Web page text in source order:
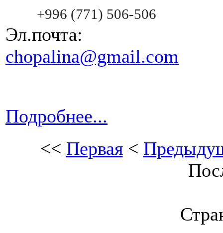
+996 (771) 506-506
Эл.почта:
chopalina@gmail.com
Подробнее...
<< Первая<